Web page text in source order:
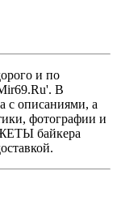
и по
В
с описаниями, а
фотографии и
байкера